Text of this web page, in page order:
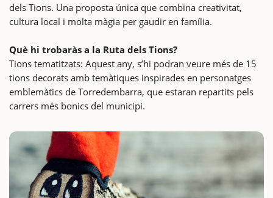
dels Tions. Una proposta única que combina creativitat,
cultura local i molta màgia per gaudir en família.
Què hi trobaràs a la Ruta dels Tions?
Tions tematitzats: Aquest any, s’hi podran veure més de 15
tions decorats amb temàtiques inspirades en personatges
emblemàtics de Torredembarra, que estaran repartits pels
carrers més bonics del municipi.